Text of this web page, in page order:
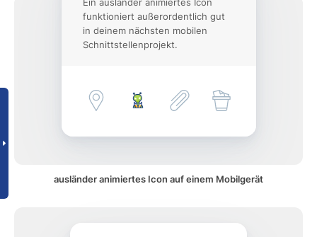
funktioniert außerordentlich gut
in deinem nächsten mobilen
Schnittstellenprojekt.
ausländer animiertes Icon auf einem Mobilgerät